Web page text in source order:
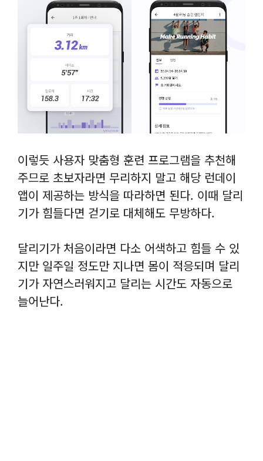
산), 트레일 러닝, LSD 트
레이닝, 대회 준비를 위한
맞춤형 러닝 플랜, 나의 한
계를 가늠해 보는 챌린지
플랜, 초등학교, 중.고등학
교, 경찰 공무원, 군인들의
체력시험 준비 플랜인 체력
시험 도전, 실내에서 진행
할 수 있는 계단 오르기 도
전 운동 플랜을 제공합니
다.
개인 맞춤형 러닝 플랜
5K, 10K, HALF 코스 완
주를 위한 4주 ~ 32주까지
나의 러닝 실력을 AI가 분
석하여 나에게 적합한 훈련
이렇듯 사용자 맞춤형 훈련 프로그램을 추천해
주므로 초보자라면 무리하지 말고 해당 런데이
앱이 제공하는 방식을 따라하면 된다. 이때 달리
기가 힘들다면 걷기로 대체해도 무방하다.
달리기가 처음이라면 다소 어색하고 힘들 수 있
지만 일주일 정도만 지나면 몸이 적응되며 달리
기가 자연스러워지고 달리는 시간도 자동으로
늘어난다.